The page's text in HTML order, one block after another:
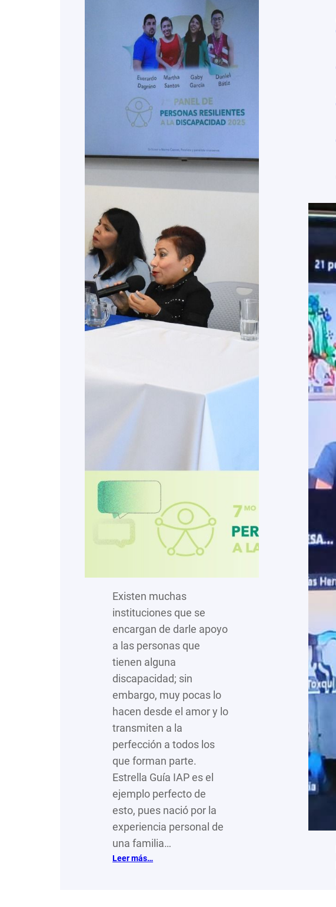
Existen muchas
instituciones que se
encargan de darle apoyo
a las personas que
tienen alguna
discapacidad; sin
embargo, muy pocas lo
hacen desde el amor y lo
transmiten a la
perfección a todos los
que forman parte.
Estrella Guía IAP es el
ejemplo perfecto de
esto, pues nació por la
experiencia personal de
una familia…
Leer más…